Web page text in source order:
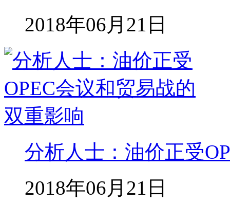
2018年06月21日
分析人士：油价正受
2018年06月21日